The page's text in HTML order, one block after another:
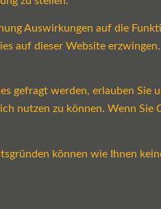
Auswirkungen auf die
auf dieser Website
gefragt werden, erlauben Sie
nutzen zu können. Wenn Sie
können wie Ihnen